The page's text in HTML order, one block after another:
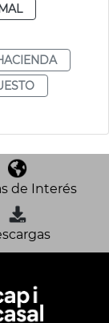
de Interés